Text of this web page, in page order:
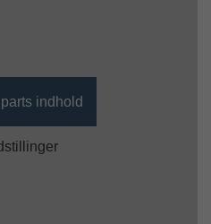
indhold